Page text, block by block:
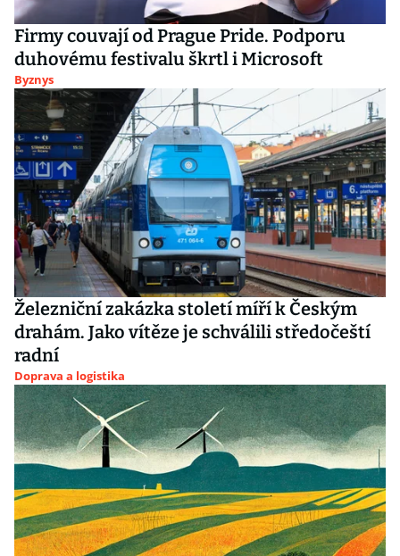
Firmy couvají od Prague Pride. Podporu
duhovému festivalu škrtl i Microsoft
Byznys
Železniční zakázka století míří k Českým
drahám. Jako vítěze je schválili středočeští
radní
Doprava a logistika